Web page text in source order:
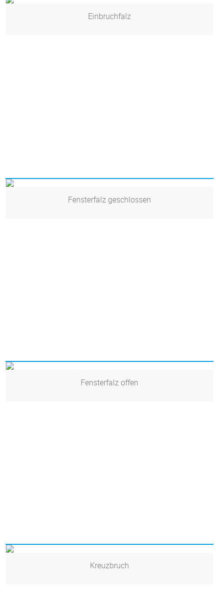
Einbruchfalz
Fensterfalz geschlossen
Fensterfalz offen
Kreuzbruch